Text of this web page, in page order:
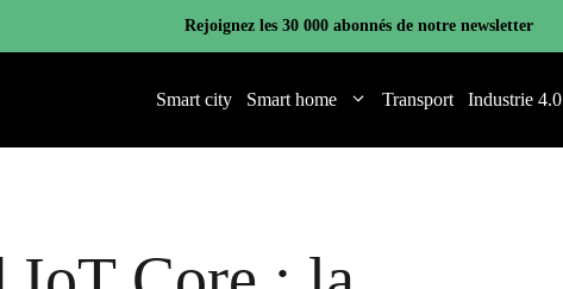
Rejoignez les 30 000 abonnés de notre newsletter
Smart city Smart home Transport Industrie 4.0